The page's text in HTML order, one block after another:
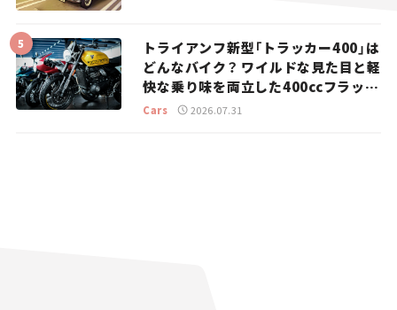
トライアンフ新型「トラッカー400」は
どんなバイク？ ワイルドな見た目と軽
快な乗り味を両立した400ccフラット
トラッカー【試乗レビュー】
Cars 2026.07.31